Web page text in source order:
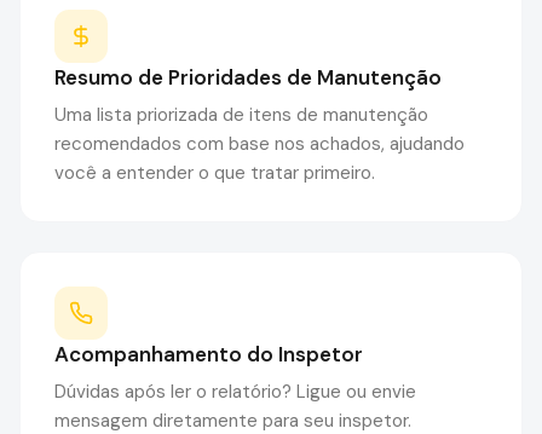
Resumo de Prioridades de Manutenção
Uma lista priorizada de itens de manutenção
recomendados com base nos achados, ajudando
você a entender o que tratar primeiro.
Acompanhamento do Inspetor
Dúvidas após ler o relatório? Ligue ou envie
mensagem diretamente para seu inspetor.